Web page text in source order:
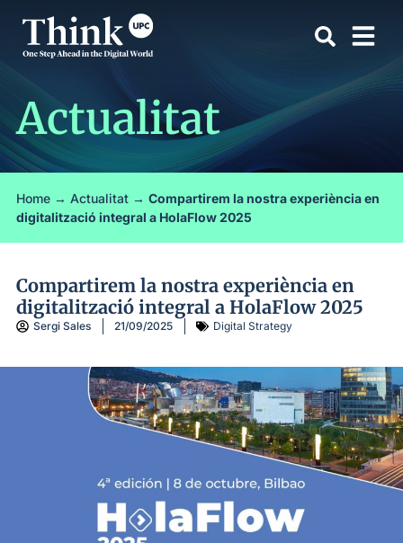
Actualitat
Home → Actualitat → Compartirem la nostra experiència en
digitalització integral a HolaFlow 2025
Compartirem la nostra experiència en
digitalització integral a HolaFlow 2025
Sergi Sales 21/09/2025 Digital Strategy